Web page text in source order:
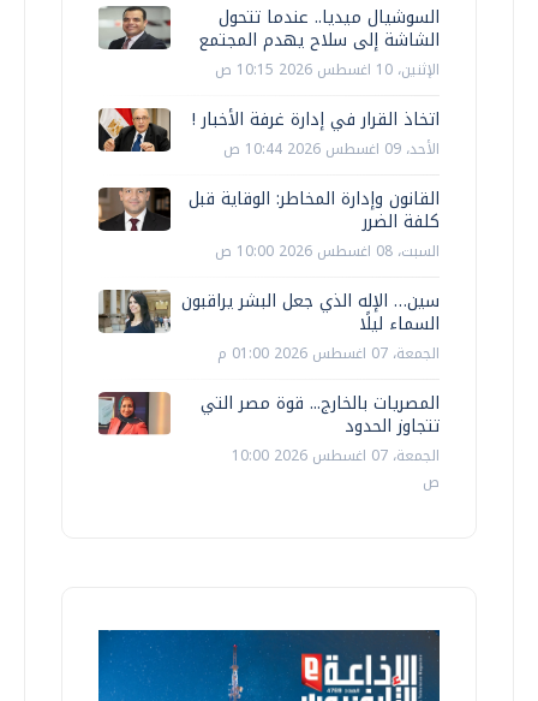
السوشيال ميديا.. عندما تتحول
الشاشة إلى سلاح يهدم المجتمع
الإثنين، 10 اغسطس 2026 10:15 ص
اتخاذ القرار في إدارة غرفة الأخبار !
الأحد، 09 اغسطس 2026 10:44 ص
القانون وإدارة المخاطر: الوقاية قبل
كلفة الضرر
السبت، 08 اغسطس 2026 10:00 ص
سين… الإله الذي جعل البشر يراقبون
السماء ليلًا
الجمعة، 07 اغسطس 2026 01:00 م
المصريات بالخارج... قوة مصر التي
تتجاوز الحدود
الجمعة، 07 اغسطس 2026 10:00
ص